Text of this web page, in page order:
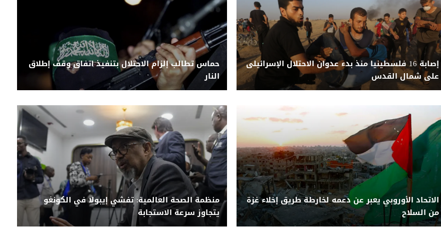
إصابة 16 فلسطينيا منذ بدء عدوان الاحتلال الإسرائيلى
على شمال القدس
حماس تطالب إلزام الاحتلال بتنفيذ اتفاق وقف إطلاق
النار
الاتحاد الأوروبي يعبر عن دعمه لخارطة طريق إخلاء غزة
من السلاح
منظمة الصحة العالمية: تفشي إيبولا في الكونغو
يتجاوز سرعة الاستجابة